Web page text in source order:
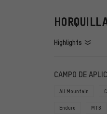
Highlights
FILTROS
CAMPO DE
All Mountain
Enduro MTB